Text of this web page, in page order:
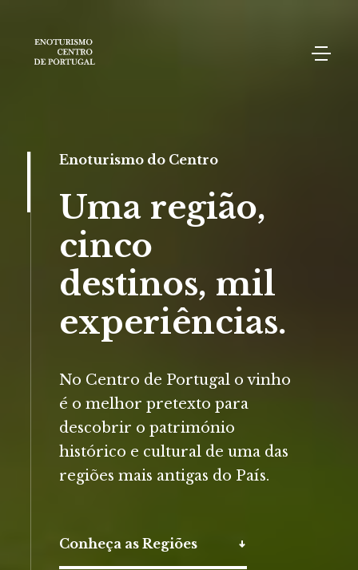
Enoturismo do Centro
Uma região,
cinco
destinos, mil
experiências.
No Centro de Portugal o vinho
é o melhor pretexto para
descobrir o património
histórico e cultural de uma das
regiões mais antigas do País.
Conheça as Regiões